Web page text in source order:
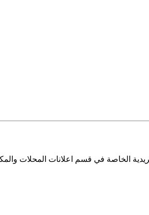
الخاصة في قسم اعلانات المحلات